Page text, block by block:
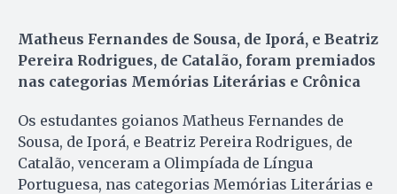
Matheus Fernandes de Sousa, de Iporá, e Beatriz
Pereira Rodrigues, de Catalão, foram premiados
nas categorias Memórias Literárias e Crônica
Os estudantes goianos Matheus Fernandes de
Sousa, de Iporá, e Beatriz Pereira Rodrigues, de
Catalão, venceram a Olimpíada de Língua
Portuguesa, nas categorias Memórias Literárias e